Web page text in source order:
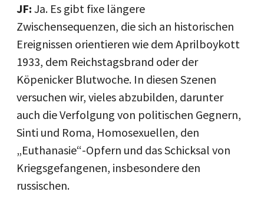
JF: Ja. Es gibt fixe längere
Zwischensequenzen, die sich an historischen
Ereignissen orientieren wie dem Aprilboykott
1933, dem Reichstagsbrand oder der
Köpenicker Blutwoche. In diesen Szenen
versuchen wir, vieles abzubilden, darunter
auch die Verfolgung von politischen Gegnern,
Sinti und Roma, Homosexuellen, den
„Euthanasie“-Opfern und das Schicksal von
Kriegsgefangenen, insbesondere den
russischen.